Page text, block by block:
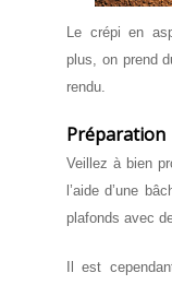
Le crépi en
plus, on prend
rendu.
Préparation
Veillez à bien
l’aide d’une
plafonds avec
Il est